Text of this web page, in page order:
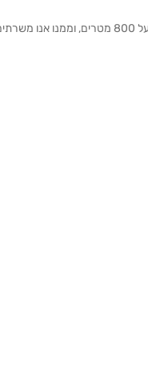
אנחנו מזמינים אותכם להתרשם מאולם התצוגה הגדול והמרשים